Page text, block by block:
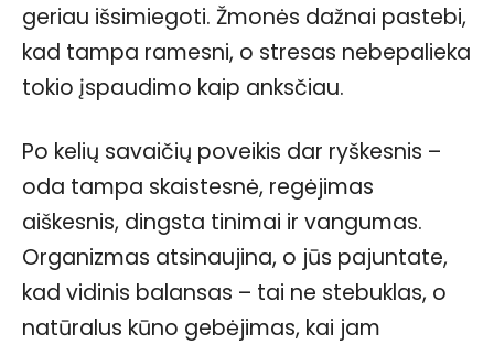
geriau išsimiegoti. Žmonės dažnai pastebi,
kad tampa ramesni, o stresas nebepalieka
tokio įspaudimo kaip anksčiau.
Po kelių savaičių poveikis dar ryškesnis –
oda tampa skaistesnė, regėjimas
aiškesnis, dingsta tinimai ir vangumas.
Organizmas atsinaujina, o jūs pajuntate,
kad vidinis balansas – tai ne stebuklas, o
natūralus kūno gebėjimas, kai jam